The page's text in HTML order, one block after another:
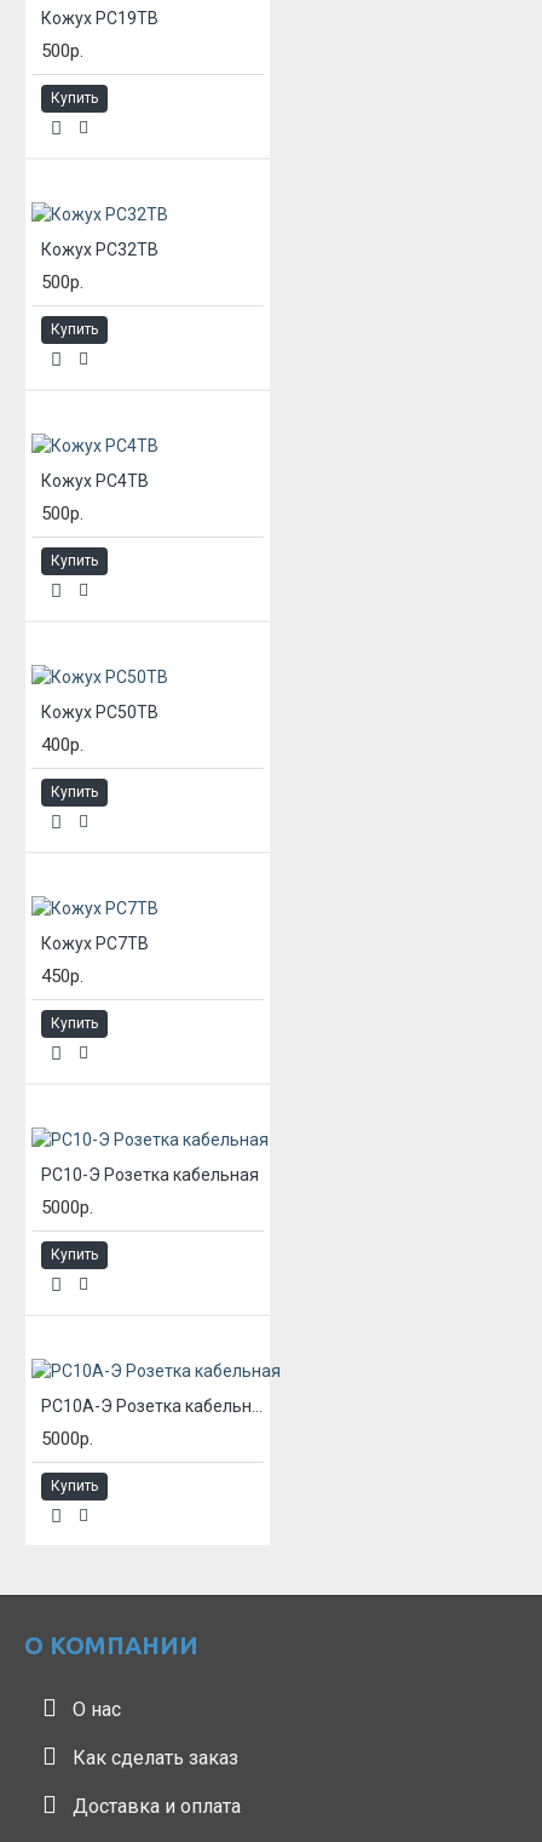
Кожух РС19ТВ
500р.
Купить
Кожух РС32ТВ
500р.
Купить
Кожух РС4ТВ
500р.
Купить
Кожух РС50ТВ
400р.
Купить
Кожух РС7ТВ
450р.
Купить
РС10-Э Розетка кабельная
5000р.
Купить
5000р.
Купить
О КОМПАНИИ
О нас
Как сделать заказ
Доставка и оплата